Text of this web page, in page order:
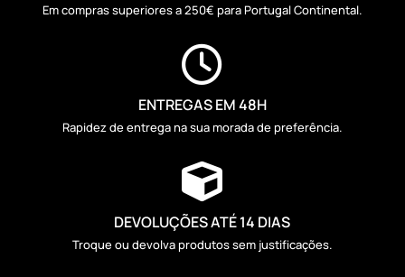
Em compras superiores a 250€ para Portugal Continental.

ENTREGAS EM 48H
Rapidez de entrega na sua morada de preferência.

DEVOLUÇÕES ATÉ 14 DIAS
Troque ou devolva produtos sem justificações.